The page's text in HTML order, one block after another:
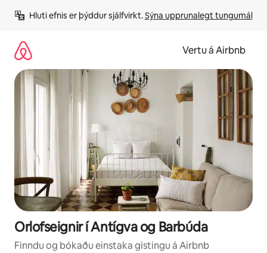
beint
Hluti efnis er þýddur sjálfvirkt. Sýna upprunalegt tungumál
Vertu á Airbnb
Orlofseignir í Antígva og Barbúda
Finndu og bókaðu einstaka gistingu á Airbnb